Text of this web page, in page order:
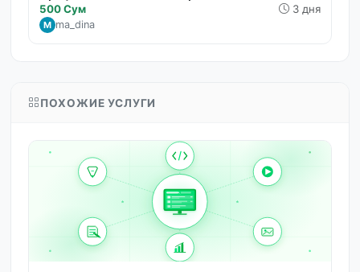
500 Сум 3 дня
M ma_dina
ПОХОЖИЕ УСЛУГИ